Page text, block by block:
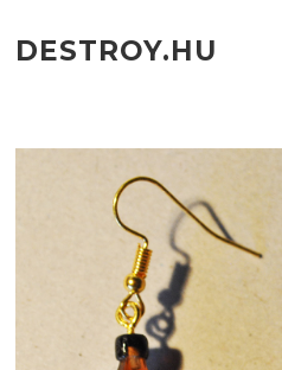
tartalomra
DESTROY.HU